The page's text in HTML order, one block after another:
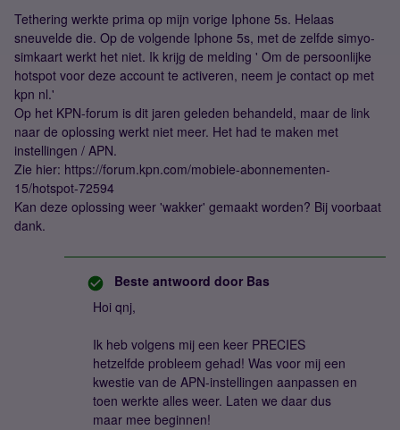
Tethering werkte prima op mijn vorige Iphone 5s. Helaas
sneuvelde die. Op de volgende Iphone 5s, met de zelfde simyo-
simkaart werkt het niet. Ik krijg de melding ' Om de persoonlijke
hotspot voor deze account te activeren, neem je contact op met
kpn nl.'
Op het KPN-forum is dit jaren geleden behandeld, maar de link
naar de oplossing werkt niet meer. Het had te maken met
instellingen / APN.
Zie hier: https://forum.kpn.com/mobiele-abonnementen-
15/hotspot-72594
Kan deze oplossing weer 'wakker' gemaakt worden? Bij voorbaat
dank.
Beste antwoord door Bas
Hoi qnj,
Ik heb volgens mij een keer PRECIES
hetzelfde probleem gehad! Was voor mij een
kwestie van de APN-instellingen aanpassen en
toen werkte alles weer. Laten we daar dus
maar mee beginnen!